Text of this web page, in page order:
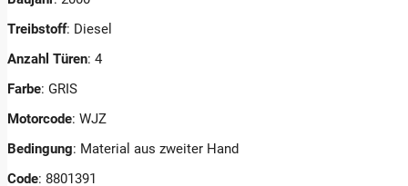
Treibstoff: Diesel
Anzahl Türen: 4
Farbe: GRIS
Motorcode: WJZ
Bedingung: Material aus zweiter Hand
Code: 8801391